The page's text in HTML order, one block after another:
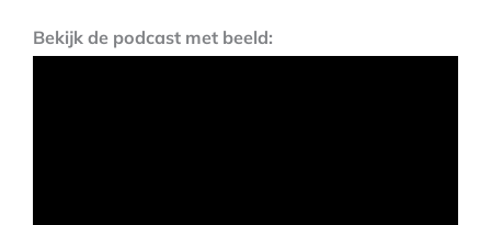
Bekijk de podcast met beeld: